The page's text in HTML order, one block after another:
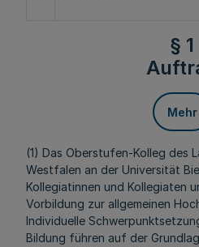
§ 1
Mehr
(1) Das Oberstufen-Kolleg des
Westfalen an der Universität
Kollegiatinnen und Kollegiaten
Vorbildung zur allgemeinen
Individuelle
Bildung führen auf der